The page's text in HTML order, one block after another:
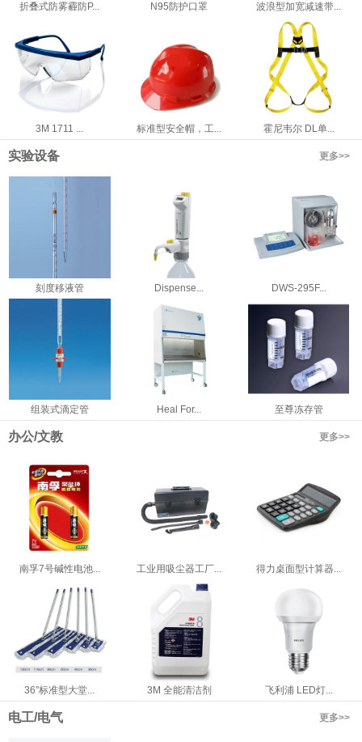
折叠式防雾霾防P... N95防护口罩 波浪型加宽减速带...
3M 1711 ... 标准型安全帽，工... 霍尼韦尔 DL单...
实验设备 更多>>
刻度移液管 Dispense... DWS-295F...
组装式滴定管 Heal For... 至尊冻存管
办公/文教 更多>>
南孚7号碱性电池... 工业用吸尘器工厂... 得力桌面型计算器...
36”标准型大堂... 3M 全能清洁剂 飞利浦 LED灯...
电工/电气 更多>>